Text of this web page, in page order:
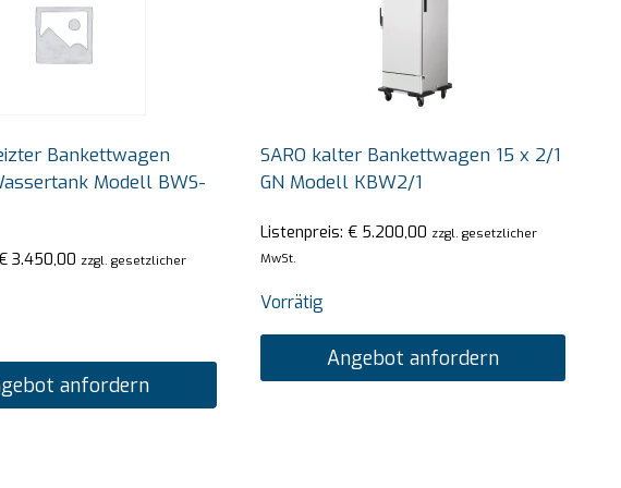
Bankettwagen
Modell BWS-
3.450,00 zzgl. gesetzlicher
anfordern
SARO kalter Bankettwagen 15 x 2/1
GN Modell KBW2/1
Listenpreis: €5.200,00 zzgl. gesetzlicher
MwSt.
Vorrätig
Angebot anfordern